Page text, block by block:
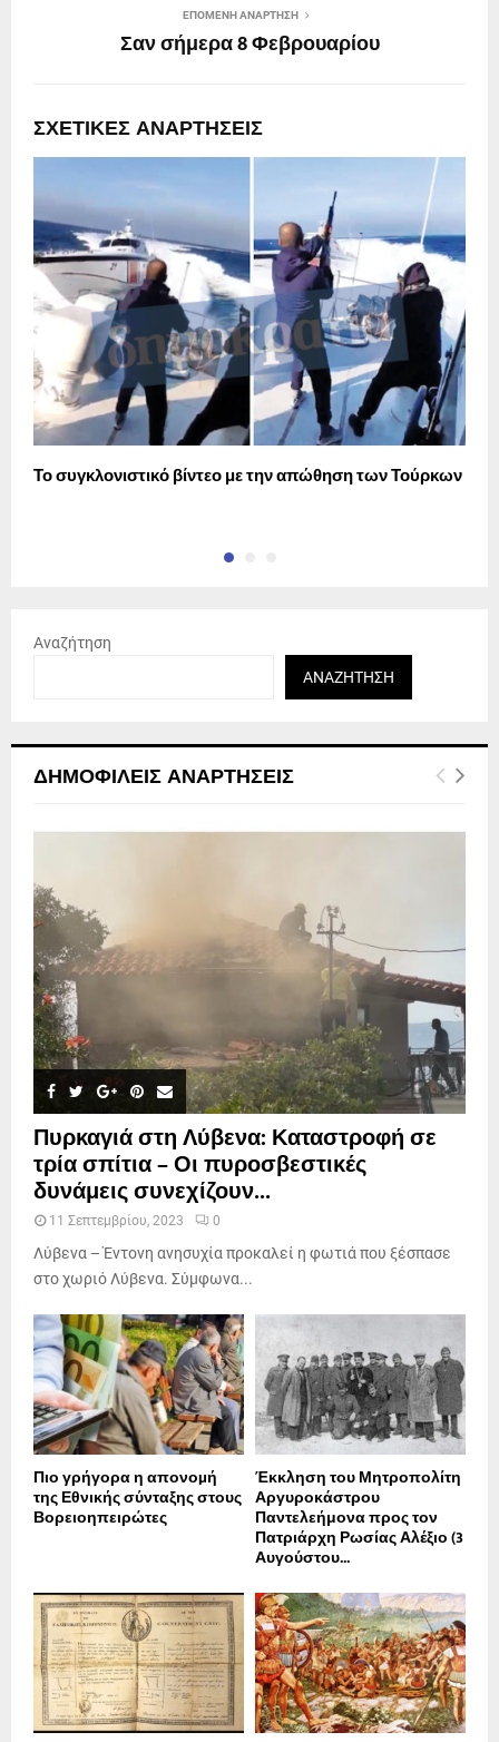
ΕΠΌΜΕΝΗ ΑΝΆΡΤΗΣΗ
Σαν σήμερα 8 Φεβρουαρίου
ΣΧΕΤΙΚΈΣ ΑΝΑΡΤΉΣΕΙΣ
Το συγκλονιστικό βίντεο με την απώθηση των Τούρκων
Αναζήτηση
ΑΝΑΖΉΤΗΣΗ
ΔΗΜΟΦΙΛΕΊΣ ΑΝΑΡΤΉΣΕΙΣ
Πυρκαγιά στη Λύβενα: Καταστροφή σε
τρία σπίτια – Οι πυροσβεστικές
δυνάμεις συνεχίζουν...
11 Σεπτεμβρίου, 2023 0
Λύβενα – Έντονη ανησυχία προκαλεί η φωτιά που ξέσπασε
στο χωριό Λύβενα. Σύμφωνα...
Πιο γρήγορα η απονοµή
της Εθνικής σύνταξης στους
Βορειοηπειρώτες
Έκκληση του Μητροπολίτη
Αργυροκάστρου
Παντελεήμονα προς τον
Πατριάρχη Ρωσίας Αλέξιο (3
Αυγούστου...